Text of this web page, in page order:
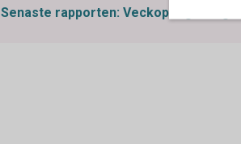
Senaste rapporten: Veckopeng –